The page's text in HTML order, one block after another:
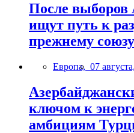
После выборов
ищут путь к
прежнему
Европа, 07
ключом к
амбициям